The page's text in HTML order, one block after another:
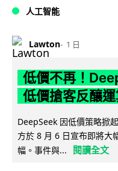
人工智能
Lawton 1 日
低價不再！
低價搶客反釀
DeepSeek 因低價策略掀
方於 8 月 6 日宣布即將大
幅。事件與...
閱讀全文